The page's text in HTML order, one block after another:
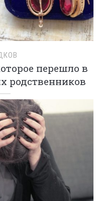
перешло в
родственников